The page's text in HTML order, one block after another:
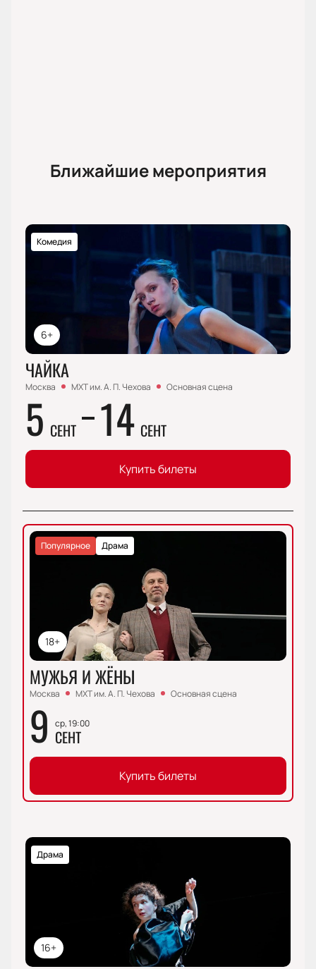
Ближайшие мероприятия
6+
Комедия
ЧАЙКА
Москва МХТ им. А. П. Чехова Основная сцена
5 СЕНТ 14 СЕНТ
Купить билеты
18+
Драма
Популярное
МУЖЬЯ И ЖЁНЫ
Москва МХТ им. А. П. Чехова Основная сцена
9 ср, 19:00
СЕНТ
Купить билеты
16+
Драма